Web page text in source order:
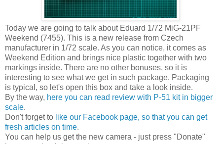
Today we are going to talk about Eduard 1/72 MiG-21PF
Weekend (7455). This is a new release from Czech
manufacturer in 1/72 scale. As you can notice, it comes as
Weekend Edition and brings nice plastic together with two
markings inside. There are no other bonuses, so it is
interesting to see what we get in such package. Packaging
is typical, so let's open this box and take a look inside.
By the way, here you can read review with P-51 kit in bigger
scale.
Don't forget to like our Facebook page, so that you can get
fresh articles on time.
You can help us get the new camera - just press "Donate"